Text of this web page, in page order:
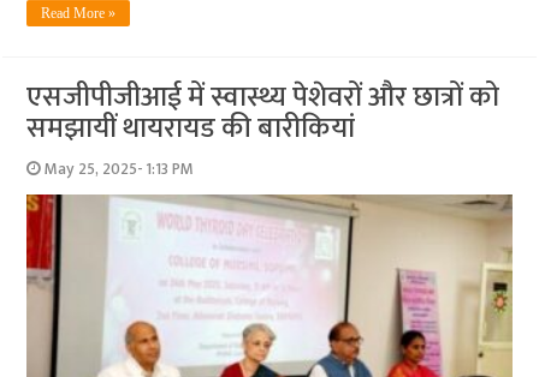
Read More »
एसजीपीजीआई में स्वास्थ्य पेशेवरों और छात्रों को
समझायीं थायरायड की बारीकियां
May 25, 2025- 1:13 PM